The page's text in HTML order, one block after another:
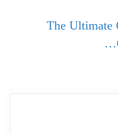
The Ultimate